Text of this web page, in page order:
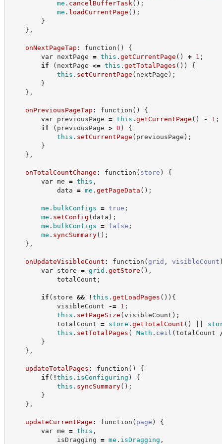
me . cancelBufferTask ( ) ;
me . loadCurrentPage ( ) ;
}
} ,
onNextPageTap : function ( )
{
var nextPage = this . getCurrentPage ( ) + 1 ;
if
( nextPage <= this . getTotalPages ( ) )
{
this . setCurrentPage ( nextPage ) ;
}
} ,
onPreviousPageTap : function ( )
{
var previousPage = this . getCurrentPage ( ) - 1 ;
if
( previousPage > 0 )
{
this . setCurrentPage ( previousPage ) ;
}
} ,
onTotalCountChange : function ( store )
{
var me = this ,
data = me . getPageData ( ) ;
me . bulkConfigs = true ;
me . setConfig (data ) ;
me . bulkConfigs = false ;
me . syncSummary( ) ;
} ,
onUpdateVisibleCount : function (grid , visibleCount
var store = grid . getStore ( ) ,
totalCount ;
if ( store && ! this . getLoadPages ( ) ) {
visibleCount
-= 1 ;
this . setPageSize (visibleCount ) ;
totalCount = store . getTotalCount ( )
this . setTotalPages ( Math . ceil (totalCount
}
} ,
updateTotalPages : function ( )
{
if ( ! this . isConfiguring )
{
this . syncSummary( ) ;
}
} ,
updateCurrentPage : function ( page )
{
var me = this ,
isDragging = me . isDragging ,